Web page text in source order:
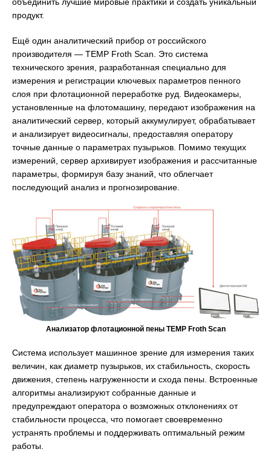
объединить лучшие мировые практики и создать уникальный
продукт.
Ещё один аналитический прибор от российского
производителя — TEMP Froth Scan. Это система
технического зрения, разработанная специально для
измерения и регистрации ключевых параметров пенного
слоя при флотационной переработке руд. Видеокамеры,
установленные на флотомашину, передают изображения на
аналитический сервер, который аккумулирует, обрабатывает
и анализирует видеосигналы, предоставляя оператору
точные данные о параметрах пузырьков. Помимо текущих
измерений, сервер архивирует изображения и рассчитанные
параметры, формируя базу знаний, что облегчает
последующий анализ и прогнозирование.
Анализатор флотационной пены TEMP Froth Scan
Система использует машинное зрение для измерения таких
величин, как диаметр пузырьков, их стабильность, скорость
движения, степень нагруженности и схода пены. Встроенные
алгоритмы анализируют собранные данные и
предупреждают оператора о возможных отклонениях от
стабильности процесса, что помогает своевременно
устранять проблемы и поддерживать оптимальный режим
работы.